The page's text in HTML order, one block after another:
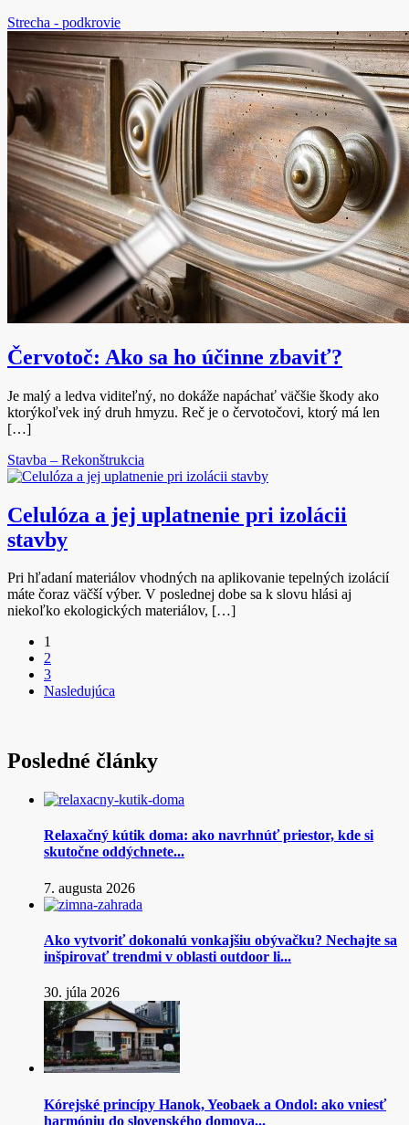
Strecha - podkrovie
Červotoč: Ako sa ho účinne zbaviť?
Je malý a ledva viditeľný, no dokáže napáchať väčšie škody ako
ktorýkoľvek iný druh hmyzu. Reč je o červotočovi, ktorý má len
[…]
Stavba – Rekonštrukcia
Celulóza a jej uplatnenie pri izolácii
stavby
Pri hľadaní materiálov vhodných na aplikovanie tepelných izolácií
máte čoraz väčší výber. V poslednej dobe sa k slovu hlási aj
niekoľko ekologických materiálov, […]
1
2
3
Nasledujúca
Posledné články
Relaxačný kútik doma: ako navrhnúť priestor, kde si
skutočne oddýchnete...
7. augusta 2026
Ako vytvoriť dokonalú vonkajšiu obývačku? Nechajte sa
inšpirovať trendmi v oblasti outdoor li...
30. júla 2026
Kórejské princípy Hanok, Yeobaek a Ondol: ako vniesť
harmóniu do slovenského domova...